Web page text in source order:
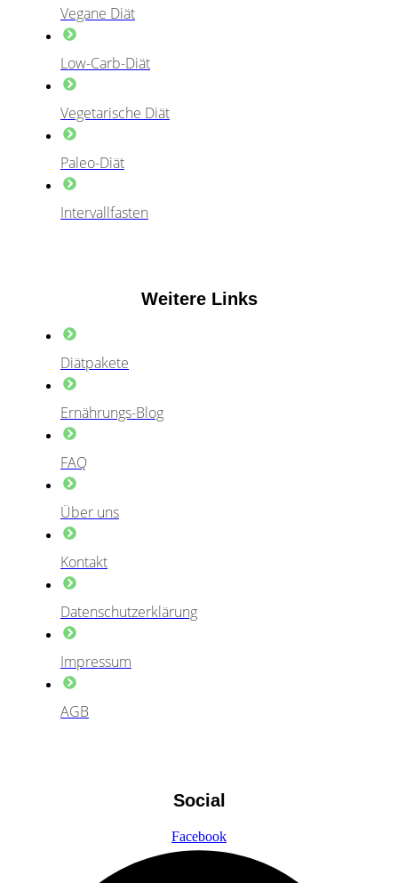
Vegane Diät
Low-Carb-Diät
Vegetarische Diät
Paleo-Diät
Intervallfasten
Weitere Links
Diätpakete
Ernährungs-Blog
FAQ
Über uns
Kontakt
Datenschutzerklärung
Impressum
AGB
Social
Facebook